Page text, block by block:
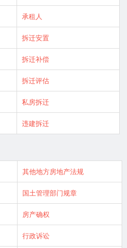
承租人
拆迁安置
拆迁补偿
拆迁评估
私房拆迁
违建拆迁
其他地方房地产法规
国土管理部门规章
房产确权
行政诉讼